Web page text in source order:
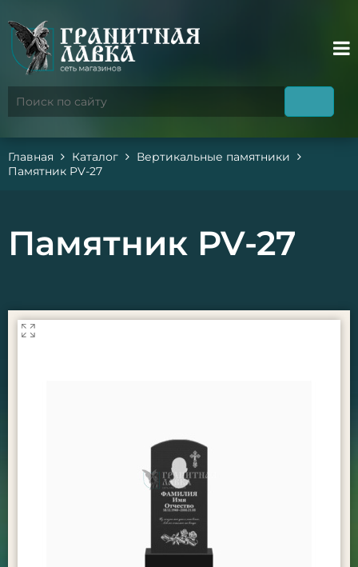
Главная Каталог
Вертикальные памятники
Памятник PV-27
Памятник PV-27